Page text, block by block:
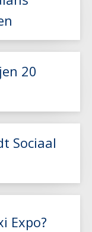
20
Sociaal
Expo?